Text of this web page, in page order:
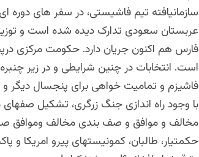
سازمانیافته تیم فاشیستی، در سفر های
عربستان سعودی تدارک دیده شده است و
فارس هم اکنون جریان دارد. حکومت مرکزی
است. انتخابات در چنین شرایطی و در زیر
فاشیزم و تمامیت خواهی برای پنجسال دیگر و
با وجود راه اندازی جنگ زرگری، تشکیل
مخالف و موافق و صف بندی مخالف وموافق
حکمتیار، طالبان، کمونیستهای پیرو امریکا و